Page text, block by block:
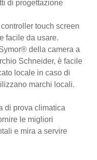
di progettazione
touch screen
facile da usare.
della camera a
Schneider, è facile
locale in caso di
marchi locali.
di prova climatica
le migliori
e mira a servire